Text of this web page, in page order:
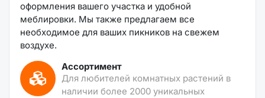
оформления вашего участка и удобной
меблировки. Мы также предлагаем все
необходимое для ваших пикников на свежем
воздухе.
Ассортимент
Для любителей комнатных растений в
наличии более 2000 уникальных